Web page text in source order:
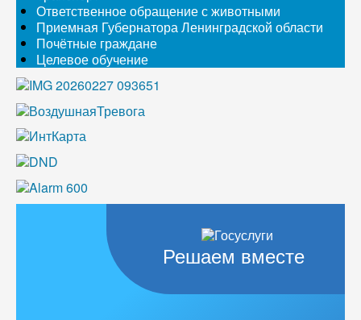
Ответственное обращение с животными
Приемная Губернатора Ленинградской области
Почётные граждане
Целевое обучение
Решаем вместе